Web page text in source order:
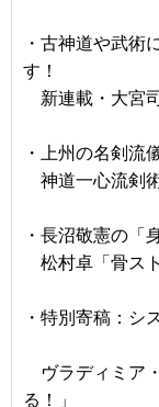
・古神道や武術
す！
新連載・大宮
・上州の名剣流
神道一心流剣
・長沼敬憲の「
松村卓「骨ス
・特別寄稿：シ
ヴラディミア
る！」